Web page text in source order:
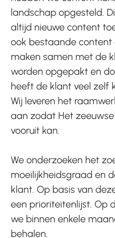
landschap opgesteld.
altijd nieuwe content
ook bestaande content
maken samen met de
worden opgepakt en
heeft de klant veel zelf
Wij leveren het
aan zodat Het
vooruit kan.
We onderzoeken het
moeilijkheidsgraad en
klant. Op basis van
een prioriteitenlijst. Op
we binnen enkele
behalen.